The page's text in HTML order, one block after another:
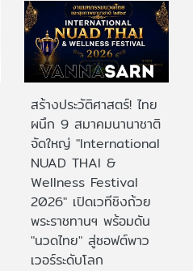
สร้างประวัติศาสตร์! ไทย
ผนึก 9 สมาคมนานาชาติ
จัดใหญ่ "International
NUAD THAI &
Wellness Festival
2026" เปิดเวทีชิงถ้วย
พระราชทานฯ พร้อมดัน
"นวดไทย" สู่ซอฟต์พาว
เวอร์ระดับโลก